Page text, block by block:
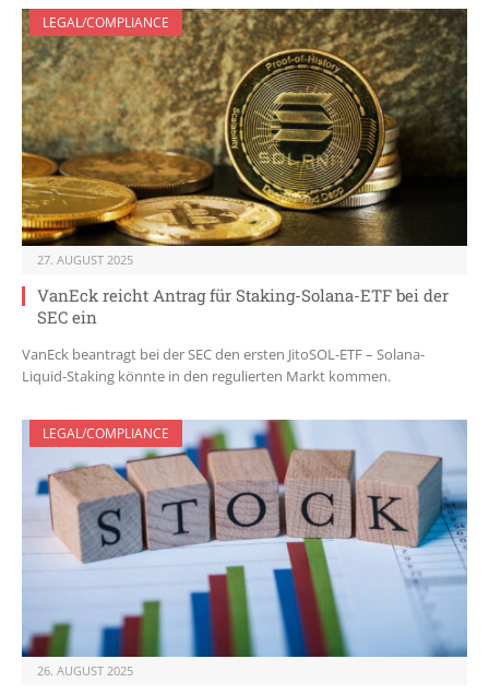
LEGAL/COMPLIANCE
27. AUGUST 2025
VanEck reicht Antrag für Staking-Solana-ETF bei der
SEC ein
VanEck beantragt bei der SEC den ersten JitoSOL-ETF – Solana-
Liquid-Staking könnte in den regulierten Markt kommen.
LEGAL/COMPLIANCE
26. AUGUST 2025